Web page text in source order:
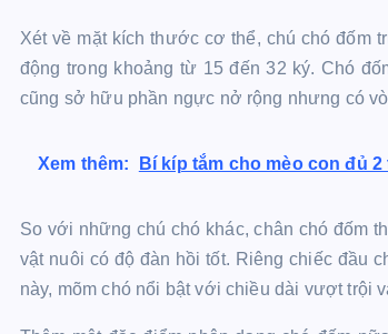
Xét về mặt kích thước cơ thể, chú chó đốm
động trong khoảng từ 15 đến 32 ký. Chó
cũng sở hữu phần ngực nở rộng nhưng có
Xem thêm: Bí kíp tắm cho mèo con đủ
So với những chú chó khác, chân chó đốm
vật nuôi có độ đàn hồi tốt. Riêng chiếc đầu
này, mõm chó nổi bật với chiều dài vượt trội